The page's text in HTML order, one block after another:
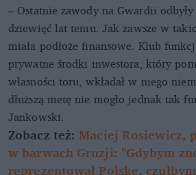
– Ostatnie zawody na Gwardii
dziewięć lat temu. Jak zawsze w
miała podłoże finansowe. Klub
prywatne środki inwestora, który
własności toru, wkładał w niego
dłuższą metę nie mogło jednak tak
Jankowski.
Zobacz też:Maciej Rosiewicz,
w barwach Gruzji: "Gdybym
reprezentował Polskę,